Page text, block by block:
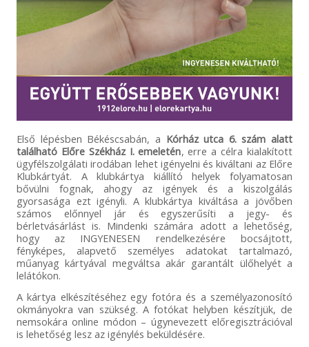
Első lépésben Békéscsabán, a Kórház utca 6. szám alatt
található Előre Székház I. emeletén, erre a célra kialakított
ügyfélszolgálati irodában lehet igényelni és kiváltani az Előre
Klubkártyát. A klubkártya kiállító helyek folyamatosan
bővülni fognak, ahogy az igények és a kiszolgálás
gyorsasága ezt igényli. A klubkártya kiváltása a jövőben
számos előnnyel jár és egyszerűsíti a jegy- és
bérletvásárlást is. Mindenki számára adott a lehetőség,
hogy az INGYENESEN rendelkezésére bocsájtott,
fényképes, alapvető személyes adatokat tartalmazó,
műanyag kártyával megváltsa akár garantált ülőhelyét a
lelátókon.
A kártya elkészítéséhez egy fotóra és a személyazonosító
okmányokra van szükség. A fotókat helyben készítjük, de
nemsokára online módon – úgynevezett előregisztrációval
is lehetőség lesz az igénylés beküldésére.